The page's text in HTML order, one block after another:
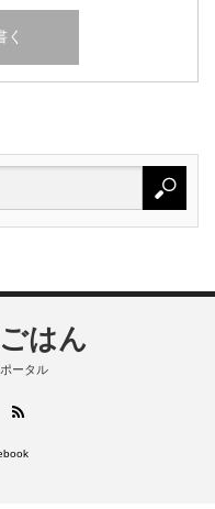
はん
ータル
Instagram